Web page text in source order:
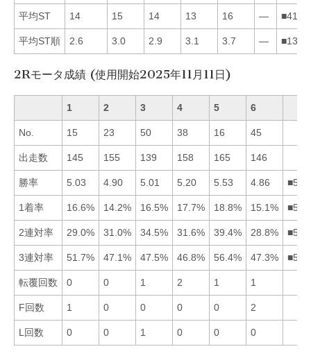
平均ST 14 15 14 13 16 —
平均ST順 2.6 3.0 2.9 3.1 3.7 —
2Rモータ成績 (使用開始2025年11月11日)
1 2 3 4 5 6
No. 15 23 50 38 16 45
出走数 145 155 139 158 165 146
勝率 5.03 4.90 5.01 5.20 5.53 4.86
1着率 16.6% 14.2% 16.5% 17.7% 18.8% 15.1%
2連対率 29.0% 31.0% 34.5% 31.6% 39.4% 28.8%
3連対率 51.7% 47.1% 47.5% 46.8% 56.4% 47.3%
転覆回数 0 0 1 2 1 1
F回数 1 0 0 0 0 2
L回数 0 0 1 0 0 0